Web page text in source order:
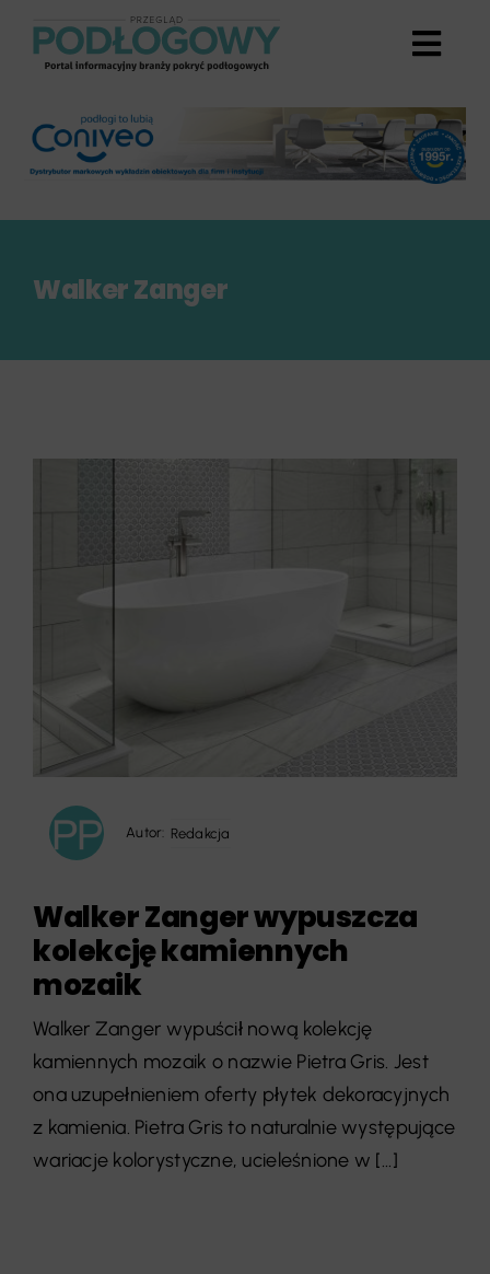
Walker Zanger
Autor: Redakcja
Walker Zanger wypuszcza
kolekcję kamiennych
mozaik
Walker Zanger wypuścił nową kolekcję
kamiennych mozaik o nazwie Pietra Gris. Jest
ona uzupełnieniem oferty płytek dekoracyjnych
z kamienia. Pietra Gris to naturalnie występujące
wariacje kolorystyczne, ucieleśnione w [...]